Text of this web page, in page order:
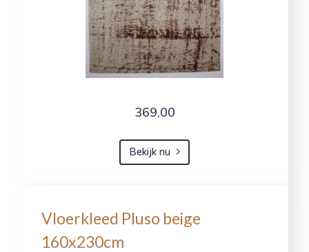
369,00
Bekijk nu
Vloerkleed Pluso beige
160x230cm